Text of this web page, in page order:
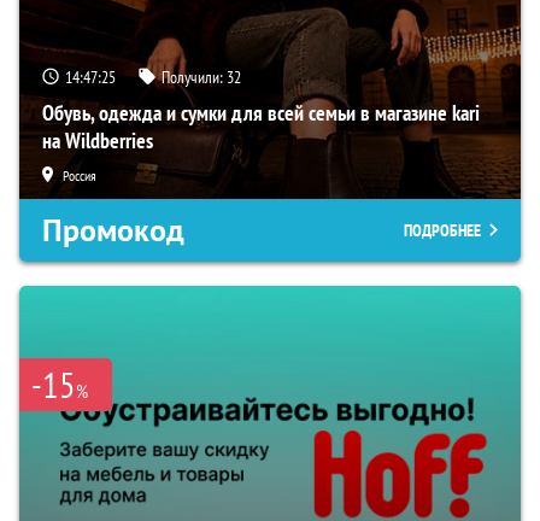
14:47:24 Получили: 32
Обувь, одежда и сумки для всей семьи в магазине kari
на Wildberries
Россия
Промокод ПОДРОБНЕЕ
-15%